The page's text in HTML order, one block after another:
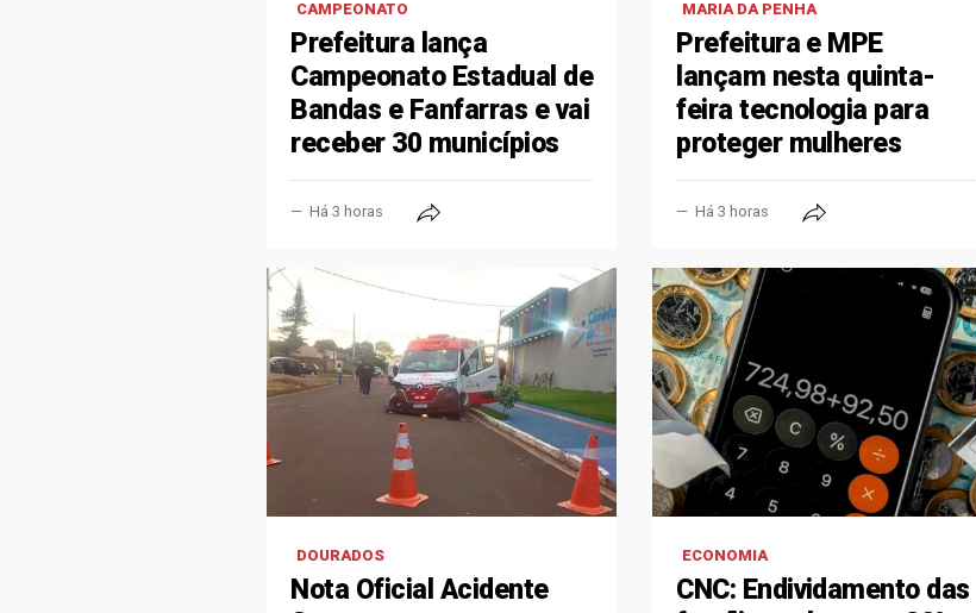
CAMPEONATO
Prefeitura lança
Campeonato Estadual de
Bandas e Fanfarras e vai
receber 30 municípios
Há 3 horas
MARIA DA PENHA
Prefeitura e MPE
lançam nesta quinta-
feira tecnologia para
proteger mulheres
Há 3 horas
DOURADOS
Nota Oficial Acidente
ECONOMIA
CNC: Endividamento das